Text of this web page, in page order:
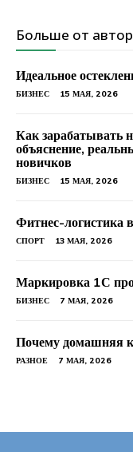
Больше от
Идеальное
БИЗНЕС 15 МАЯ, 2026
Как зарабатывать
объяснение,
новичков
БИЗНЕС 15 МАЯ, 2026
Фитнес-логистика
СПОРТ 13 МАЯ, 2026
Маркировка 1С
БИЗНЕС 7 МАЯ, 2026
Почему домашняя
РАЗНОЕ 7 МАЯ, 2026